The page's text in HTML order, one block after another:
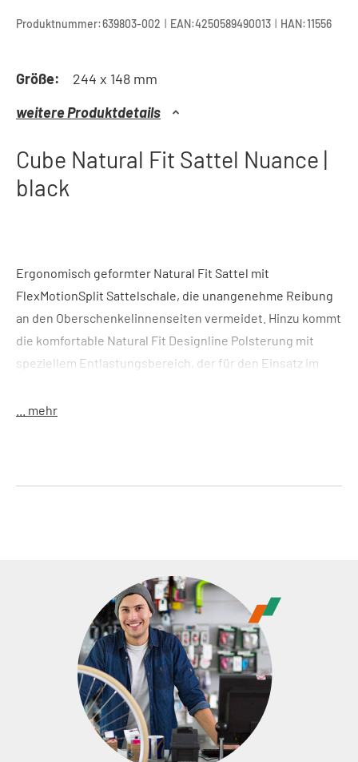
Produktnummer:639803-002 | EAN:4250589490013 | HAN:11556
Größe:
244 x 148 mm
weitere Produktdetails
Cube Natural Fit Sattel Nuance |
black
Ergonomisch geformter Natural Fit Sattel mit
FlexMotionSplit Sattelschale, die unangenehme Reibung
an den Oberschenkelinnenseiten vermeidet. Hinzu kommt
die komfortable Natural Fit Designline Polsterung mit
speziellem Entlastungsbereich, der für den Einsatz im
ist ultraleicht, so dass du Komfort nicht mit mehr Gewicht
CrossCountry; ultralight Carbon Sattelgestell;
hochwertiges PU Obermaterial; Flat Tail, man kommt
leichter hinter den Sattel; Shock-Absorber
Gestellaufnahme; integrierte Satteladapteraufnahme;
optimiert für Sitzposition Stretched (Saddle Finder C)
Regular (244 x 138 mm), Large (244 x 148 mm)
Carbon, GF-verstärktes Nylon, Flex Foam
175 g (Regular)
... mehr